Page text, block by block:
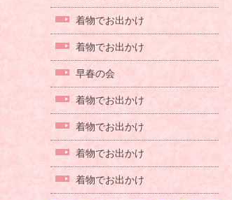
着物でお出かけ
着物でお出かけ
早春の会
着物でお出かけ
着物でお出かけ
着物でお出かけ
着物でお出かけ